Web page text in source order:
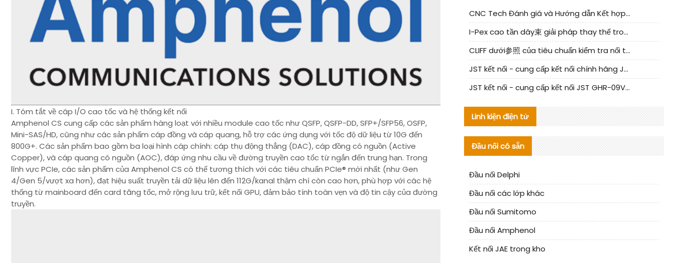
I. Tóm tắt về cáp I/O cao tốc và hệ thống kết nối
Amphenol CS cung cấp các sản phẩm hàng loạt với nhiều module cao tốc như QSFP, QSFP-DD, SFP+/SFP56, OSFP,
Mini-SAS/HD, cũng như các sản phẩm cáp đồng và cáp quang, hỗ trợ các ứng dụng với tốc độ dữ liệu từ 10G đến
800G+. Các sản phẩm bao gồm ba loại hình cáp chính: cáp thụ động thẳng (DAC), cáp đồng có nguồn (Active
Copper), và cáp quang có nguồn (AOC), đáp ứng nhu cầu về đường truyền cao tốc từ ngắn đến trung hạn. Trong
lĩnh vực PCIe, các sản phẩm của Amphenol CS có thể tương thích với các tiêu chuẩn PCIe® mới nhất (như Gen
4/Gen 5/vượt xa hơn), đạt hiệu suất truyền tải dữ liệu lên đến 112G/kanal thậm chí còn cao hơn, phù hợp với các hệ
thống từ mainboard đến card tăng tốc, mở rộng lưu trữ, kết nối GPU, đảm bảo tính toàn vẹn và độ tin cậy của đường
truyền.
CNC Tech Đánh giá và Hướng dẫn Kết hợp Sản xuất Linh kiện Cable Nội địa
I-Pex cao tần dây束 giải pháp thay thế trong nước phân tích
CLIFF dưới参照 của tiêu chuẩn kiểm tra nối tiếp器 trong nước được cập nhật
JST kết nối - cung cấp kết nối chính hãng JST NSHR-02V-S | sản phẩm thay thế
JST kết nối - cung cấp kết nối JST GHR-09V-S chính hãng | hàng thay thế
Linh kiện điện tử
Đầu nối có sẵn
Đầu nối Delphi
Đầu nối các lớp khác
Đầu nối Sumitomo
Đầu nối Amphenol
Kết nối JAE trong kho